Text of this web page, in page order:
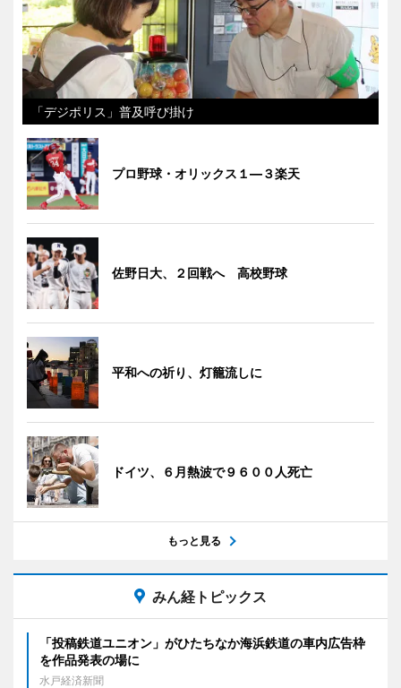
「デジポリス」普及呼び掛け
プロ野球・オリックス１―３楽天
佐野日大、２回戦へ 高校野球
平和への祈り、灯籠流しに
ドイツ、６月熱波で９６００人死亡
もっと見る
みん経トピックス
「投稿鉄道ユニオン」がひたちなか海浜鉄道の車内広告枠
を作品発表の場に
水戸経済新聞